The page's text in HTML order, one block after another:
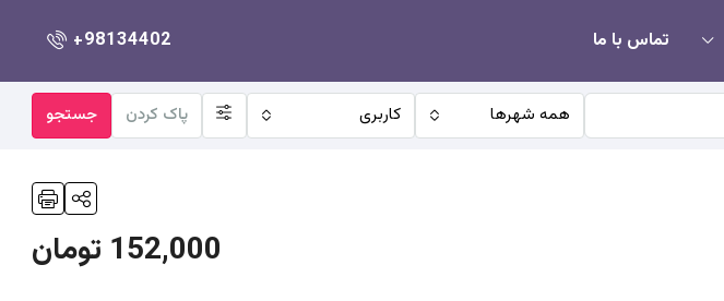
تماس با ما +98134402
همه شهرها کاربری پاک کردن جستجو
152,000 تومان